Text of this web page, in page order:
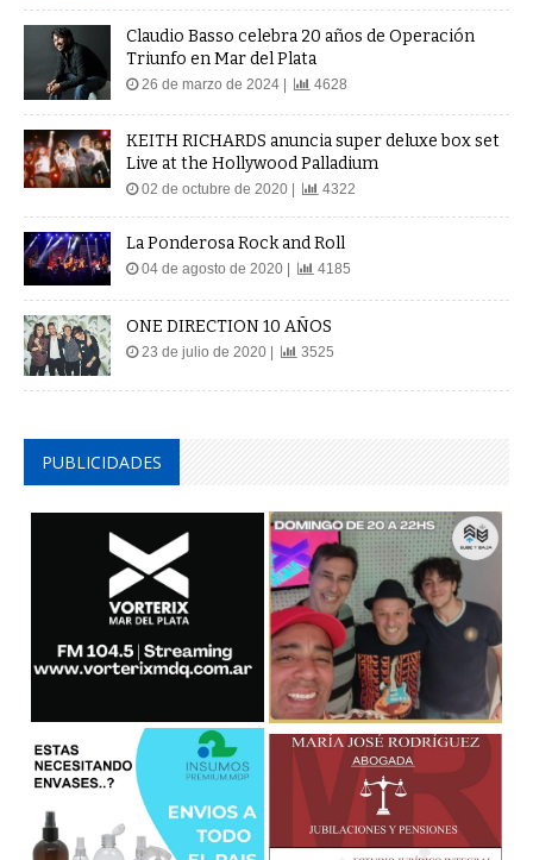
Claudio Basso celebra 20 años de Operación
Triunfo en Mar del Plata
26 de marzo de 2024 | 4628
KEITH RICHARDS anuncia super deluxe box set
Live at the Hollywood Palladium
02 de octubre de 2020 | 4322
La Ponderosa Rock and Roll
04 de agosto de 2020 | 4185
ONE DIRECTION 10 AÑOS
23 de julio de 2020 | 3525
PUBLICIDADES